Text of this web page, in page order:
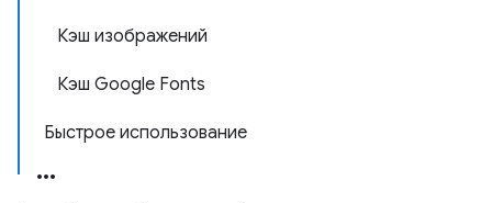
Кэш изображений
Кэш Google Fonts
Быстрое использование